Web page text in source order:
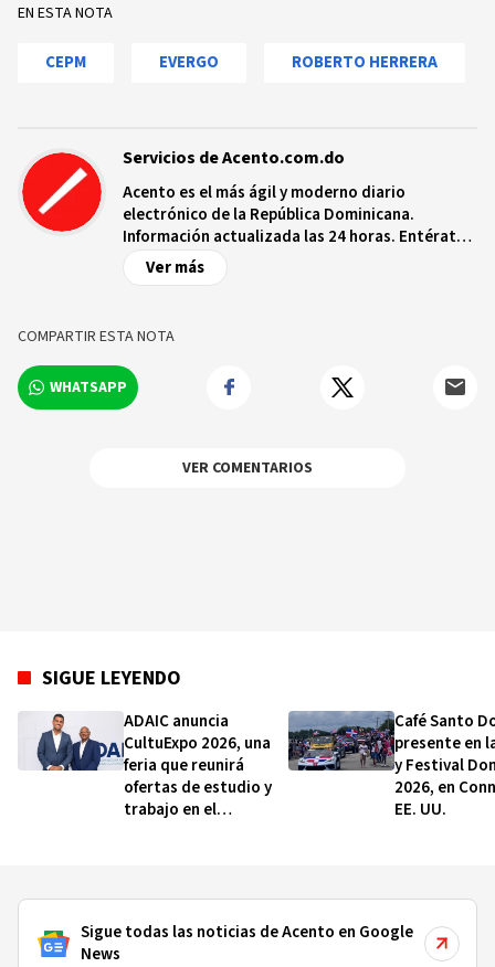
EN ESTA NOTA
CEPM EVERGO ROBERTO HERRERA
Servicios de Acento.com.do
Acento es el más ágil y moderno diario
electrónico de la República Dominicana.
Información actualizada las 24 horas. Entérate
de las noticias y sucesos más importantes a
nivel nacional e internacional, videos y fotos
Ver más
COMPARTIR ESTA NOTA
WHATSAPP
VER COMENTARIOS
SIGUE LEYENDO
ADAIC anuncia
CultuExpo 2026, una
feria que reunirá
ofertas de estudio y
trabajo en el
Café Santo
presente en
y Festival
2026, en
EE. UU.
Sigue todas las noticias de Acento en Google
News